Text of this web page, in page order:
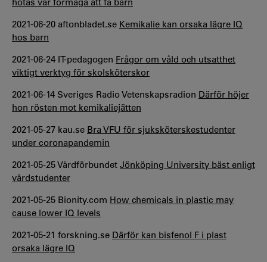
2021-06-20 aftonbladet.se Kemikalie kan orsaka lägre IQ
hos barn
2021-06-24 IT-pedagogen Frågor om våld och utsatthet
viktigt verktyg för skolsköterskor
2021-06-14 Sveriges Radio Vetenskapsradion Därför höjer
hon rösten mot kemikaliejätten
2021-05-27 kau.se Bra VFU för sjuksköterskestudenter
under coronapandemin
2021-05-25 Vårdförbundet Jönköping University bäst enligt
vårdstudenter
2021-05-25 Bionity.com How chemicals in plastic may
cause lower IQ levels
2021-05-21 forskning.se Därför kan bisfenol F i plast
orsaka lägre IQ